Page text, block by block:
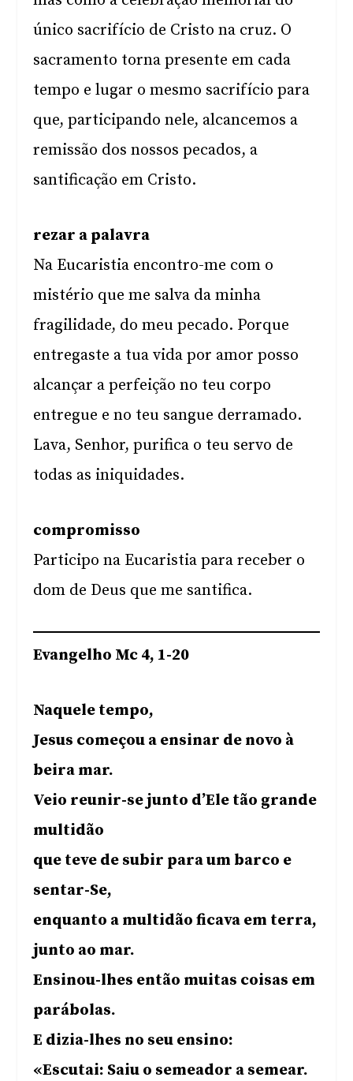
único sacrifício de Cristo na cruz. O
sacramento torna presente em cada
tempo e lugar o mesmo sacrifício para
que, participando nele, alcancemos a
remissão dos nossos pecados, a
santificação em Cristo.
rezar a palavra
Na Eucaristia encontro-me com o
mistério que me salva da minha
fragilidade, do meu pecado. Porque
entregaste a tua vida por amor posso
alcançar a perfeição no teu corpo
entregue e no teu sangue derramado.
Lava, Senhor, purifica o teu servo de
todas as iniquidades.
compromisso
Participo na Eucaristia para receber o
dom de Deus que me santifica.
Evangelho Mc 4, 1-20
Naquele tempo,
Jesus começou a ensinar de novo à
beira mar.
Veio reunir-se junto d’Ele tão grande
multidão
que teve de subir para um barco e
sentar-Se,
enquanto a multidão ficava em terra,
junto ao mar.
Ensinou-lhes então muitas coisas em
parábolas.
E dizia-lhes no seu ensino:
«Escutai: Saiu o semeador a semear.